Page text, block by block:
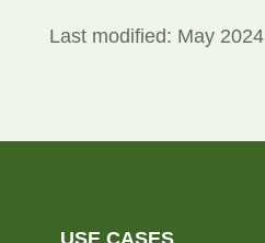
Last modified: May 2024
USE CASES